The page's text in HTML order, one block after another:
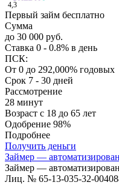
4,3
Первый займ бесплатно
Сумма
до 30 000 руб.
Ставка 0 - 0.8% в день
ПСК:
От 0 до 292,000% годовых
Срок 7 - 30 дней
Рассмотрение
28 минут
Возраст с 18 до 65 лет
Одобрение 98%
Подробнее
Получить деньги
Займер —
Займер —
Лиц. № 65-13-035-32-